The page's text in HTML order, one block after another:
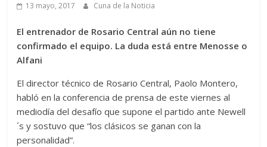
13 mayo, 2017 Cuna de la Noticia
El entrenador de Rosario Central aún no tiene
confirmado el equipo. La duda está entre Menosse o
Alfani
El director técnico de Rosario Central, Paolo Montero,
habló en la conferencia de prensa de este viernes al
mediodía del desafío que supone el partido ante Newell
´s y sostuvo que “los clásicos se ganan con la
personalidad”.